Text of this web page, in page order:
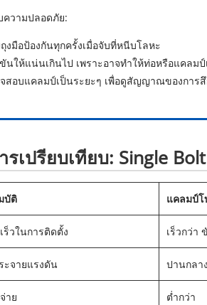
ความปลอดภัย:
งมือป้องกันทุกครั้งเมื่อจับที่หนีบโลหะ
นให้แน่นเกินไป เพราะอาจทำให้ท่อหรือแคลมป์
สอบแคลมป์เป็นระยะๆ เพื่อดูสัญญาณของการ
รเปรียบเทียบ: Single
บัติ แคลมป์โ
ร็วในการติดตั้ง เร็วกว่า
ะจายแรงดัน ปานกลาง
าย ต่ำกว่า